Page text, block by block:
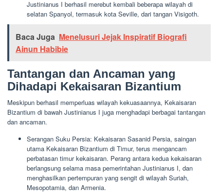
Justinianus I berhasil merebut kembali beberapa wilayah di
selatan Spanyol, termasuk kota Seville, dari tangan Visigoth.
Baca Juga Menelusuri Jejak Inspiratif Biografi
Ainun Habibie
Tantangan dan Ancaman yang
Dihadapi Kekaisaran Bizantium
Meskipun berhasil memperluas wilayah kekuasaannya, Kekaisaran
Bizantium di bawah Justinianus I juga menghadapi berbagai tantangan
dan ancaman.
Serangan Suku Persia: Kekaisaran Sasanid Persia, saingan
utama Kekaisaran Bizantium di Timur, terus mengancam
perbatasan timur kekaisaran. Perang antara kedua kekaisaran
berlangsung selama masa pemerintahan Justinianus I, dan
menghasilkan pertempuran yang sengit di wilayah Suriah,
Mesopotamia, dan Armenia.